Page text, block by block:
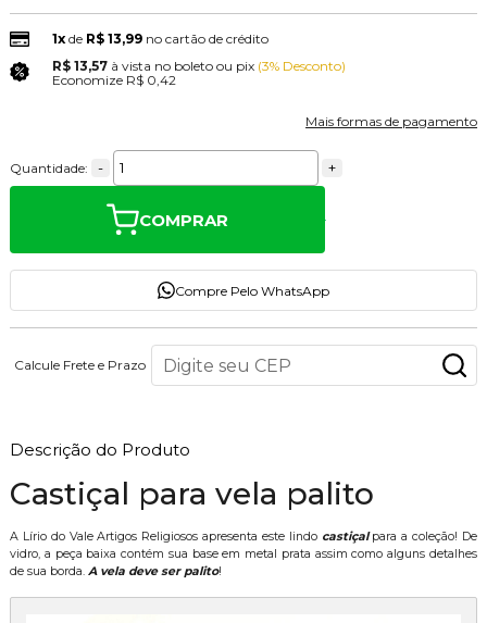
1xde R$ 13,99 no cartão de crédito
R$ 13,57 à vista no boleto ou pix (3% Desconto)
Economize R$ 0,42
Mais formas de pagamento
Quantidade: - +
COMPRAR
Compre Pelo WhatsApp
Calcule Frete e Prazo
Descrição do Produto
Castiçal para vela palito
A Lírio do Vale Artigos Religiosos apresenta este lindo castiçalpara a coleção! De
vidro, a peça baixa contém sua base em metal prata assim como alguns detalhes
de sua borda. A vela deve ser palito!